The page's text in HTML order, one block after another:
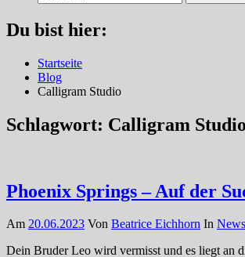
Du bist hier:
Startseite
Blog
Calligram Studio
Schlagwort: Calligram Studio
Phoenix Springs – Auf der
Am 20.06.2023 Von Beatrice Eichhorn In News
Dein Bruder Leo wird vermisst und es liegt an